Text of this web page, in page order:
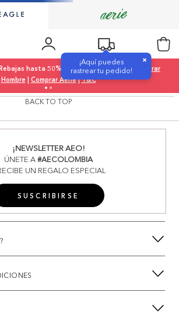
¡Aquí puedes
rastrear tu pedido!
×
hasta 50% OFF |Comprar Mujer|
Comprar
Hombre | Comprar Aerie|T&C
BACK TO TOP
¡NEWSLETTER AEO!
ÚNETE A#AECOLOMBIA
UN REGALO ESPECIAL
SUSCRIBIRSE